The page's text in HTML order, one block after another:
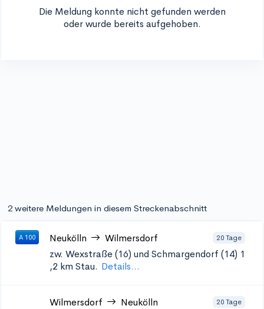
Die Meldung konnte nicht gefunden werden
oder wurde bereits aufgehoben.
2 weitere Meldungen in diesem Streckenabschnitt
A 100 Neukölln Wilmersdorf 20 Tage
zw. Wexstraße (16) und Schmargendorf (14) 1
,2 km Stau. Details...
Wilmersdorf Neukölln 20 Tage